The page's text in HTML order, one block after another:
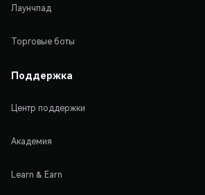
Лаунчпад
Торговые боты
Поддержка
Центр поддержки
Академия
Learn & Earn